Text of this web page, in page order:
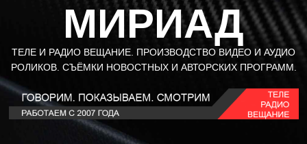
МИРИАД
ТЕЛЕ И РАДИО ВЕЩАНИЕ. ПРОИЗВОДСТВО ВИДЕО И АУДИО
РОЛИКОВ. СЪЁМКИ НОВОСТНЫХ И АВТОРСКИХ ПРОГРАММ.